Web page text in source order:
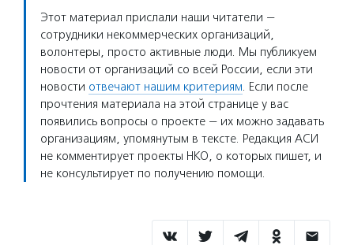
Этот материал прислали наши читатели —
сотрудники некоммерческих организаций,
волонтеры, просто активные люди. Мы публикуем
новости от организаций со всей России, если эти
новости отвечают нашим критериям. Если после
прочтения материала на этой странице у вас
появились вопросы о проекте — их можно задавать
организациям, упомянутым в тексте. Редакция АСИ
не комментирует проекты НКО, о которых пишет, и
не консультирует по получению помощи.